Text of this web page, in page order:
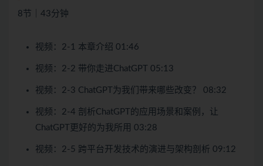
8节｜43分钟
视频：2-1 本章介绍 01:46
视频：2-2 带你走进ChatGPT 05:13
视频：2-3 ChatGPT为我们带来哪些改变？ 08:32
视频：2-4 剖析ChatGPT的应用场景和案例，让
ChatGPT更好的为我所用 03:28
视频：2-5 跨平台开发技术的演进与架构剖析 09:12